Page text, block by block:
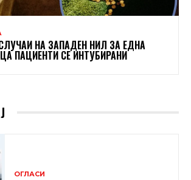
НА ЗАПАДЕН НИЛ ЗА ЕДНА
ПАЦИЕНТИ СЕ ИНТУБИРАНИ
ОГЛАСИ